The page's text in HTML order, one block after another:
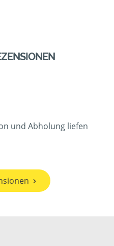
und Abholung liefen